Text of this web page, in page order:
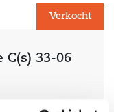
Verkocht
C(s) 33-06